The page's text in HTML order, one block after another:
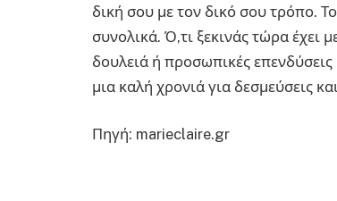
δική σου με τον δικό σου τρόπο.
συνολικά. Ό,τι ξεκινάς τώρα έχει
δουλειά ή προσωπικές
μια καλή χρονιά για δεσμεύσεις
Πηγή: marieclaire.gr